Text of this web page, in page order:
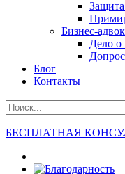
Бизнес-
Дело о
Блог
Контакты
БЕСПЛАТНАЯ